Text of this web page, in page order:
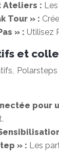
Ateliers :
Tour » :
» : Utilisez
et
pour
» : Les